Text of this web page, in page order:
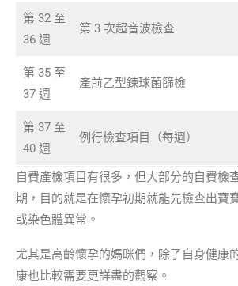
第 32 至
36 週
第 3 次超音波檢查
第 35 至
37 週
產前乙型鍊球菌篩檢
第 37 至
40 週
例行檢查項目（每週）
自費產檢項目有很多，但大部分的自費檢
期，目的就是在懷孕初期就能先檢查出寶
或染色體異常。
尤其是高齡懷孕的媽咪們，除了自身健康
康也比較需要更詳盡的觀察。